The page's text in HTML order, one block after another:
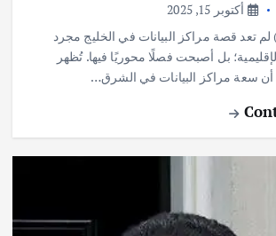
أكتوبر 15, 2025
تعد قصة مراكز البيانات في الخليج مجرد
بل أصبحت فصلًا محوريًا فيها. تُظهر
أن سعة مراكز البيانات في الشرق…